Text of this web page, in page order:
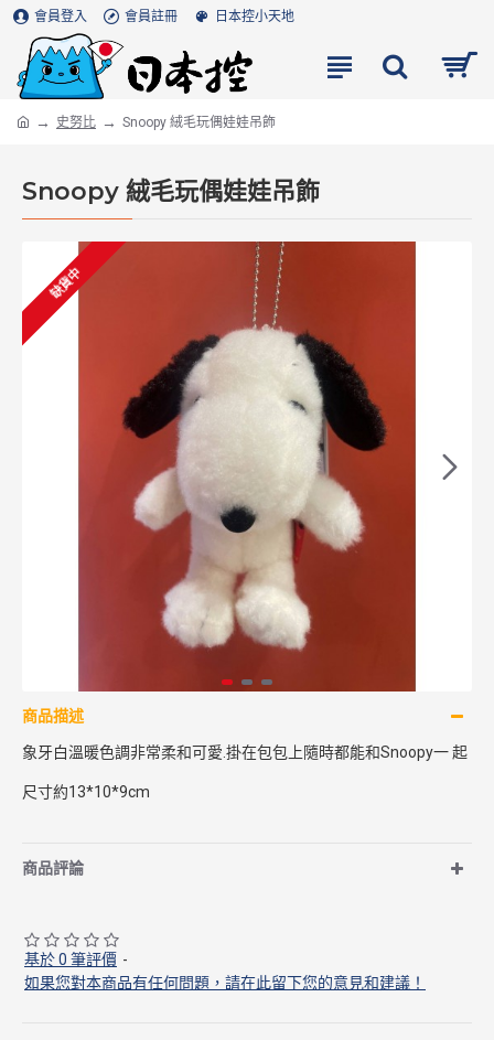
會員登入 會員註冊 日本控小天地
史努比 Snoopy 絨毛玩偶娃娃吊飾
Snoopy 絨毛玩偶娃娃吊飾
缺貨中
商品描述
象牙白溫暖色調非常柔和可愛.掛在包包上隨時都能和Snoopy一 起
尺寸約13*10*9cm
商品評論
基於 0 筆評價 -
如果您對本商品有任何問題，請在此留下您的意見和建議！